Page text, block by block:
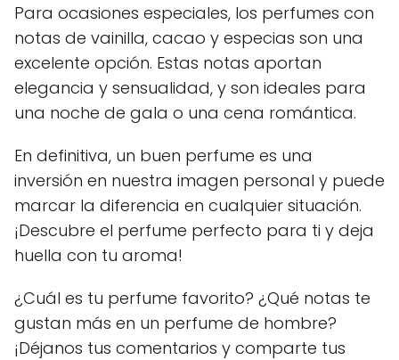
Para ocasiones especiales, los perfumes con
notas de vainilla, cacao y especias son una
excelente opción. Estas notas aportan
elegancia y sensualidad, y son ideales para
una noche de gala o una cena romántica.
En definitiva, un buen perfume es una
inversión en nuestra imagen personal y puede
marcar la diferencia en cualquier situación.
¡Descubre el perfume perfecto para ti y deja
huella con tu aroma!
¿Cuál es tu perfume favorito? ¿Qué notas te
gustan más en un perfume de hombre?
¡Déjanos tus comentarios y comparte tus